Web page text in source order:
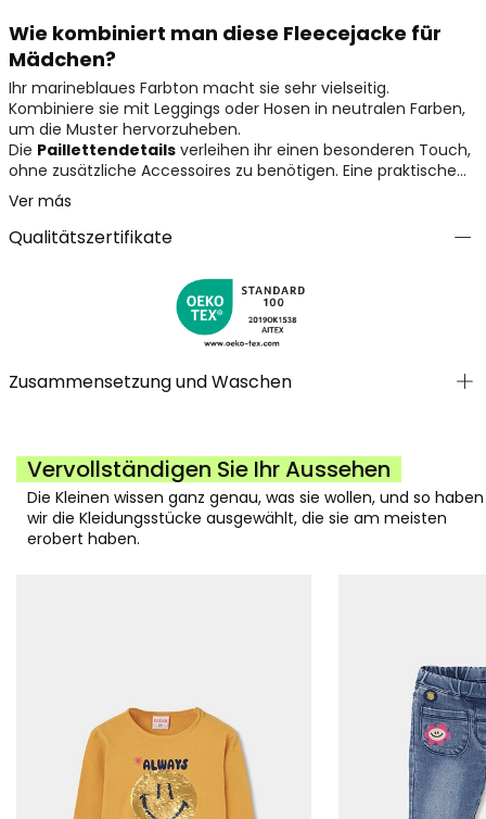
Wie kombiniert man diese Fleecejacke für
Mädchen?
Ihr marineblaues Farbton macht sie sehr vielseitig.
Kombiniere sie mit Leggings oder Hosen in neutralen Farben,
um die Muster hervorzuheben.
Die Paillettendetailsverleihen ihr einen besonderen Touch,
ohne zusätzliche Accessoires zu benötigen. Eine praktische
und fröhliche Option für den Alltag.
Ver más
Qualitätszertifikate
Zusammensetzung und Waschen
Vervollständigen Sie Ihr Aussehen
Die Kleinen wissen ganz genau, was sie wollen, und so haben
wir die Kleidungsstücke ausgewählt, die sie am meisten
erobert haben.